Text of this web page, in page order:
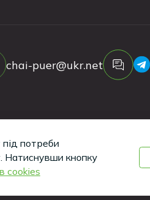
chai-puer@ukr.net
All Rights Reserved.
хлопці з iWeb
потреби
Натиснувши кнопку
cookies